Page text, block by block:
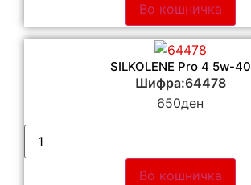
Во кошничка
SILKOLENE Pro 4 5w-40
Шифра:64478
650ден
Во кошничка